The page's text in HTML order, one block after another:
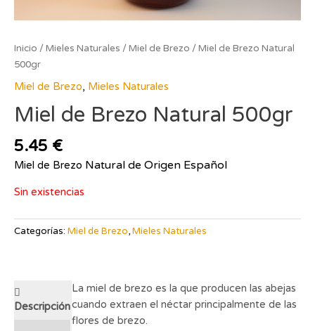
Inicio /Mieles Naturales /Miel de Brezo / Miel de Brezo Natural
500gr
Miel de Brezo, Mieles Naturales
Miel de Brezo Natural 500gr
5.45 €
Miel de Brezo Natural de Origen Español
Sin existencias
Categorías: Miel de Brezo,Mieles Naturales
Descripción
La miel de brezo es la que producen las abejas
cuando extraen el néctar principalmente de las
flores de brezo.